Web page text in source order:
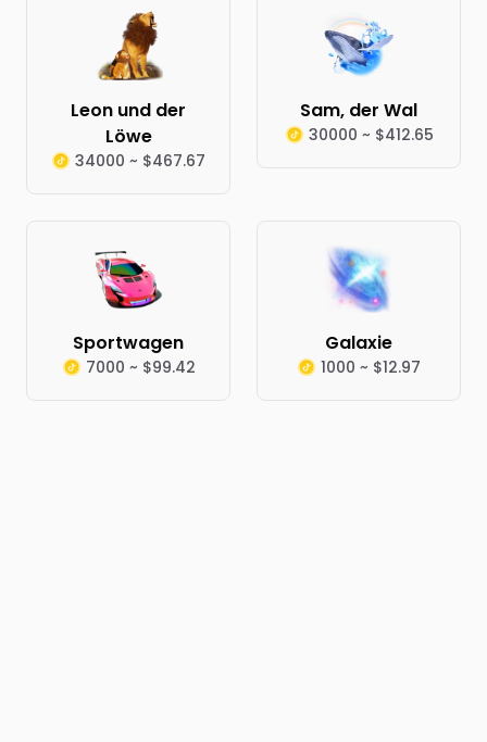
Leon und der
Löwe
34000 ~ $467.67
Sam, der Wal
30000 ~ $412.65
Sportwagen
7000 ~ $99.42
Galaxie
1000 ~ $12.97